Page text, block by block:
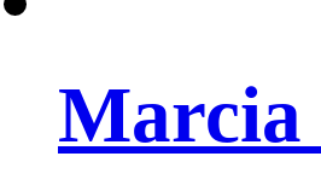
Marcia